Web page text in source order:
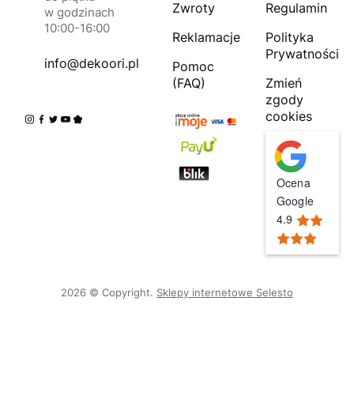
w godzinach
10:00-16:00
info@dekoori.pl
Zwroty
Reklamacje
Pomoc
(FAQ)
Regulamin
Polityka
Prywatności
Zmień
zgody
cookies
Ocena
Google
4.9
2026 © Copyright. Sklepy internetowe Selesto